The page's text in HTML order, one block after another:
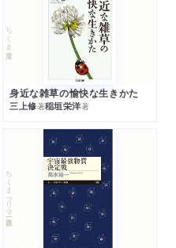
ちくま文庫
身近な雑草の愉快な生きかた
三上修著稲垣栄洋著
ちくまプリマー新書